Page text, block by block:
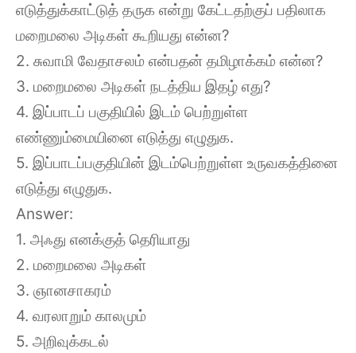
எடுத்துக்காட்டுத் தருக என்று கேட்டதற்குப் பதிலாக
மறைமலை அடிகள் கூறியது என்ன?
2. சுவாமி வேதாசலம் என்பதன் தமிழாக்கம் என்ன?
3. மறைமலை அடிகள் நடத்திய இதழ் எது?
4. இப்பாடப் பகுதியில் இடம் பெற்றுள்ள
எண்ணும்மையினை எடுத்து எழுதுக.
5. இப்பாடப்பகுதியின் இடம்பெற்றுள்ள உருவகத்தினை
எடுத்து எழுதுக.
Answer:
1. அஃது எனக்குத் தெரியாது
2. மறைமலை அடிகள்
3. ஞானசாகரம்
4. வரலாறும் காலமும்
5. அறிவுக்கடல்